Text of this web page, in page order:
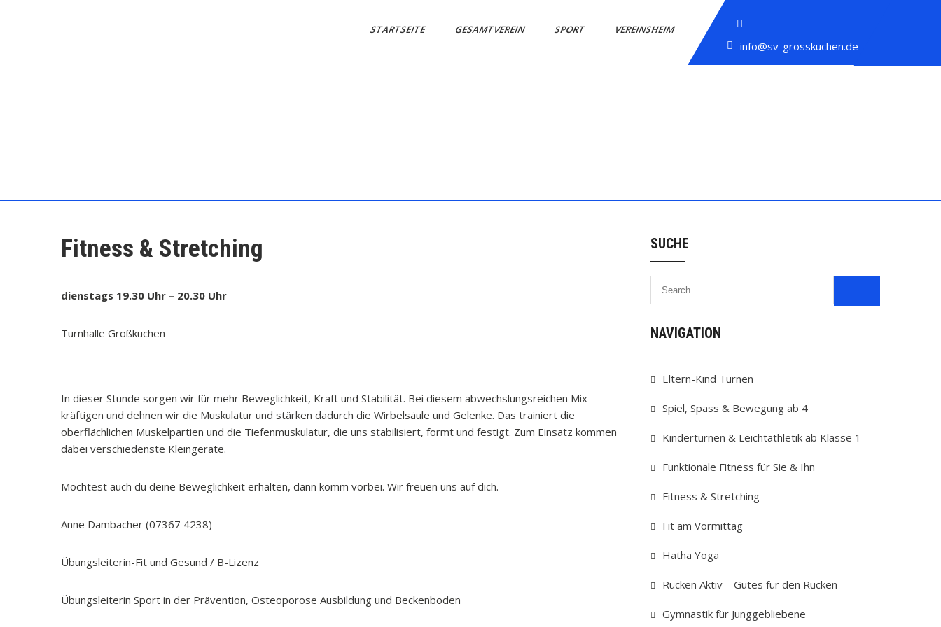
SV Grosskuchen
info@sv-grosskuchen.de
STARTSEITE GESAMTVEREIN SPORT VEREINSHEIM
Fitness & Stretching
dienstags 19.30 Uhr – 20.30 Uhr
Turnhalle Großkuchen
In dieser Stunde sorgen wir für mehr Beweglichkeit, Kraft und Stabilität. Bei diesem abwechslungsreichen Mix
kräftigen und dehnen wir die Muskulatur und stärken dadurch die Wirbelsäule und Gelenke. Das trainiert die
oberflächlichen Muskelpartien und die Tiefenmuskulatur, die uns stabilisiert, formt und festigt. Zum Einsatz kommen
dabei verschiedenste Kleingeräte.
Möchtest auch du deine Beweglichkeit erhalten, dann komm vorbei. Wir freuen uns auf dich.
Anne Dambacher (07367 4238)
Übungsleiterin-Fit und Gesund / B-Lizenz
Übungsleiterin Sport in der Prävention, Osteoporose Ausbildung und Beckenboden
SUCHE
NAVIGATION
Eltern-Kind Turnen
Spiel, Spass & Bewegung ab 4
Kinderturnen & Leichtathletik ab Klasse 1
Funktionale Fitness für Sie & Ihn
Fitness & Stretching
Fit am Vormittag
Hatha Yoga
Rücken Aktiv – Gutes für den Rücken
Gymnastik für Junggebliebene